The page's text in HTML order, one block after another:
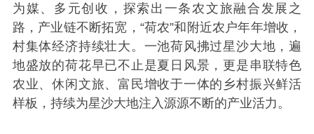
为媒、多元创收，探索出一条农文旅融合发展之
路，产业链不断拓宽，“荷农”和附近农户年年增收，
村集体经济持续壮大。一池荷风拂过星沙大地，遍
地盛放的荷花早已不止是夏日风景，更是串联特色
农业、休闲文旅、富民增收于一体的乡村振兴鲜活
样板，持续为星沙大地注入源源不断的产业活力。